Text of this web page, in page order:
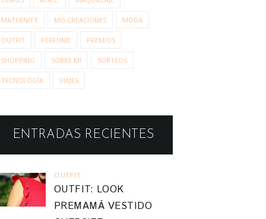
MATERNITY MIS CREACIONES MODA
OUTFIT PERFUME PREMIOS
SHOPPING SOBRE MI SORTEOS
TECNOLOGÍA VIAJES
ENTRADAS RECIENTES
OUTFIT
OUTFIT: LOOK
PREMAMÁ VESTIDO